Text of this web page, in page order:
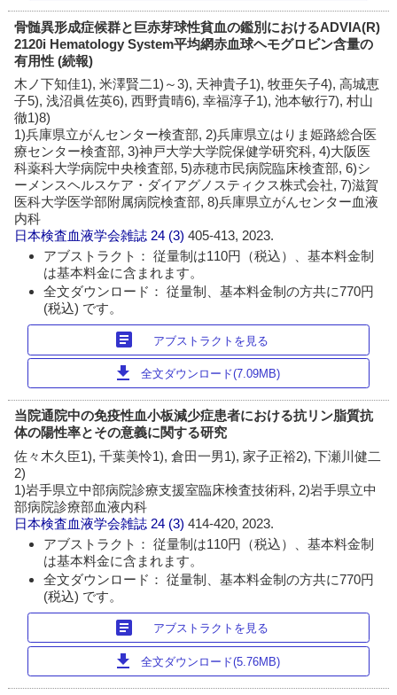
骨髄異形成症候群と巨赤芽球性貧血の鑑別におけるADVIA(R)
2120i Hematology System平均網赤血球ヘモグロビン含量の
有用性 (続報)
木ノ下知佳1), 米澤賢二1)～3), 天神貴子1), 牧亜矢子4), 高城恵
子5), 浅沼眞佐英6), 西野貴晴6), 幸福淳子1), 池本敏行7), 村山
徹1)8)
1)兵庫県立がんセンター検査部, 2)兵庫県立はりま姫路総合医
療センター検査部, 3)神戸大学大学院保健学研究科, 4)大阪医
科薬科大学病院中央検査部, 5)赤穂市民病院臨床検査部, 6)シ
ーメンスヘルスケア・ダイアグノスティクス株式会社, 7)滋賀
医科大学医学部附属病院検査部, 8)兵庫県立がんセンター血液
内科
日本検査血液学会雑誌 24 (3)405-413, 2023.
アブストラクト： 従量制は110円（税込）、基本料金制
は基本料金に含まれます。
全文ダウンロード： 従量制、基本料金制の方共に770円
(税込) です。
article アブストラクトを見る
download 全文ダウンロード(7.09MB)
当院通院中の免疫性血小板減少症患者における抗リン脂質抗
体の陽性率とその意義に関する研究
佐々木久臣1), 千葉美怜1), 倉田一男1), 家子正裕2), 下瀬川健二
2)
1)岩手県立中部病院診療支援室臨床検査技術科, 2)岩手県立中
部病院診療部血液内科
日本検査血液学会雑誌 24 (3)414-420, 2023.
アブストラクト： 従量制は110円（税込）、基本料金制
は基本料金に含まれます。
全文ダウンロード： 従量制、基本料金制の方共に770円
(税込) です。
article アブストラクトを見る
download 全文ダウンロード(5.76MB)